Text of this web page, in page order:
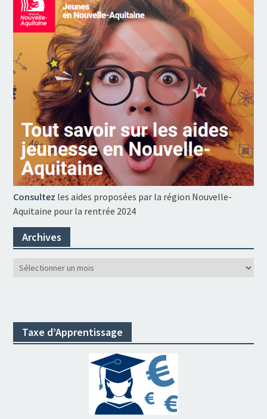
Consultez les aides proposées par la région Nouvelle-
Aquitaine pour la rentrée 2024
Archives
Archives
Taxe d’Apprentissage